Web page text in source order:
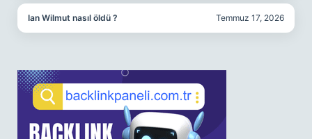
Ian Wilmut nasıl öldü ? Temmuz 17, 2026